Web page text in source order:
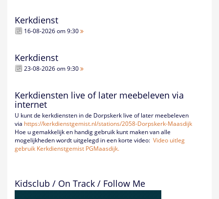
Kerkdienst
16-08-2026 om 9:30
Kerkdienst
23-08-2026 om 9:30
Kerkdiensten live of later meebeleven via
internet
U kunt de kerkdiensten in de Dorpskerk live of later meebeleven
via https://kerkdienstgemist.nl/stations/2058-Dorpskerk-Maasdijk
Hoe u gemakkelijk en handig gebruik kunt maken van alle
mogelijkheden wordt uitgelegd in een korte video: Video uitleg
gebruik Kerkdienstgemist PGMaasdijk.
Kidsclub / On Track / Follow Me